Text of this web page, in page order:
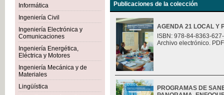
Informática
Ingeniería Civil
Ingeniería Electrónica y
Comunicaciones
Ingeniería Energética,
Eléctrica y Motores
Ingeniería Mecánica y de
Materiales
Lingüística
Publicaciones de la colección
AGENDA 21 LOCAL Y
ISBN: 978-84-8363-
Archivo electrónico.
PROGRAMAS DE